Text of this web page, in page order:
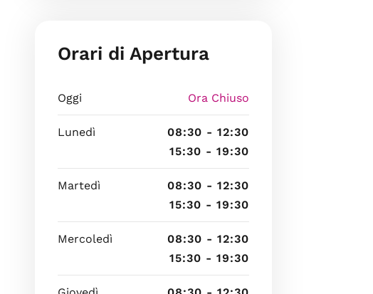
Orari di Apertura
Oggi Ora Chiuso
Lunedì
08:30 - 12:30
15:30 - 19:30
Martedì
08:30 - 12:30
15:30 - 19:30
Mercoledì
08:30 - 12:30
15:30 - 19:30